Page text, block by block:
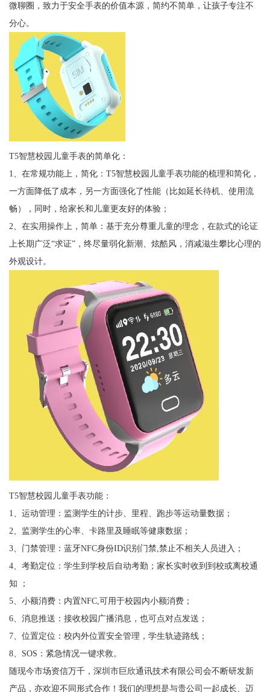
微聊圈，致力于安全手表的价值本源，简约不简单，让孩子专注不
分心。
T5智慧校园儿童手表的简单化：
1、在常规功能上，简化：T5智慧校园儿童手表功能的梳理和简化，
一方面降低了成本，另一方面强化了性能（比如延长待机、使用流
畅），同时，给家长和儿童更友好的体验；
2、在实用操作上，简单：基于充分尊重儿童的理念，在款式的论证
上长期广泛“求证”，终尽量弱化新潮、炫酷风，消减滋生攀比心理的
外观设计。
T5智慧校园儿童手表功能：
1、运动管理：监测学生的计步、里程、跑步等运动量数据；
2、监测学生的心率、卡路里及睡眠等健康数据；
3、门禁管理：蓝牙NFC身份ID识别门禁,禁止不相关人员进入；
4、考勤定位：学生到学校后自动考勤；家长实时收到到校或离校通
知 ；
5、小额消费：内置NFC,可用于校园内小额消费；
6、消息推送：接收校园广播消息，也可点对点发送；
7、位置定位：校内外位置安全管理，学生轨迹路线；
8、SOS：紧急情况一键求救。
随现今市场资信万千，深圳市巨欣通讯技术有限公司会不断研发新
产品，亦欢迎不同形式合作！我们的理想是与贵公司一起成长、迈